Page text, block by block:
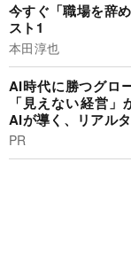
今すぐ「職場を辞
スト1
本田淳也
AI時代に勝つグロ
「見えない経営
AIが導く、リアル
PR